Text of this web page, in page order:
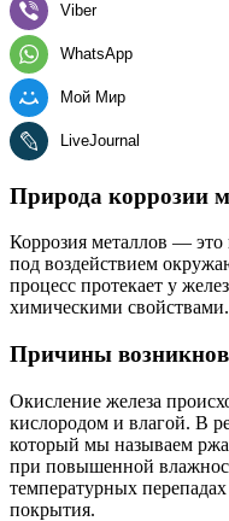
Viber
WhatsApp
Мой Мир
LiveJournal
Природа коррозии
Коррозия металлов — это
под воздействием
процесс протекает у
химическими свойствами.
Причины
Окисление железа
кислородом и влагой. В
который мы называем
при повышенной
температурных
покрытия.